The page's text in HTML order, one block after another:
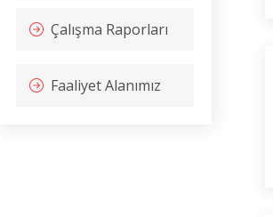
Çalışma Raporları
Faaliyet Alanımız